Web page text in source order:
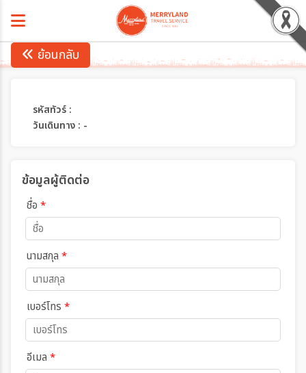
ย้อนกลับ
รหัสทัวร์ :
วันเดินทาง : -
ข้อมูลผู้ติดต่อ
ชื่อ *
นามสกุล *
เบอร์โทร *
อีเมล *